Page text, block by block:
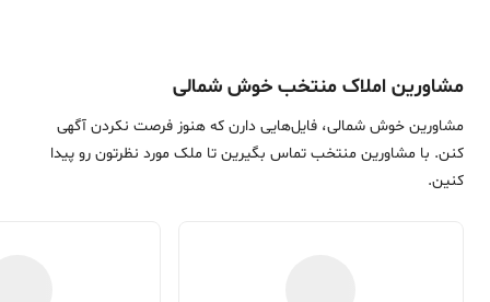
مشاورین املاک منتخب خوش شمالی
مشاورین خوش شمالی، فایل‌هایی دارن که هنوز فرصت نکردن آگهی
کنن. با مشاورین منتخب تماس بگیرین تا ملک مورد نظرتون رو پیدا
کنین.